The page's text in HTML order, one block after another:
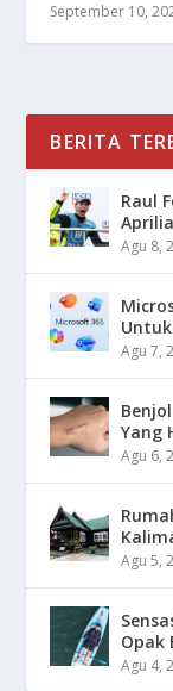
September 10,
BERITA
Raul
Agu 8,
Agu 7,
Yang
Agu 6,
Agu 5,
Opak
Agu 4,